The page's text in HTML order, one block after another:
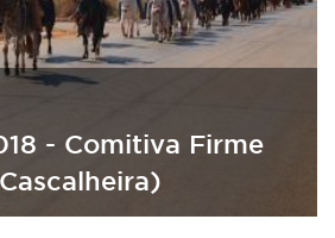
- Comitiva Firme